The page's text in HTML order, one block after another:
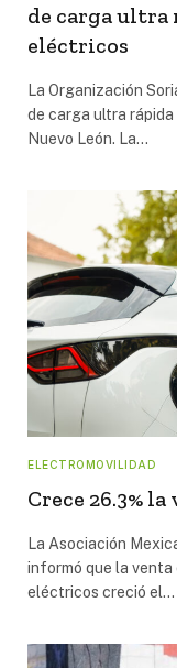
de carga ultra
eléctricos
La Organización
de carga ultra
Nuevo León. La…
ELECTROMOVILIDAD
Crece 26.3%
La Asociación
informó que la venta
eléctricos creció el…